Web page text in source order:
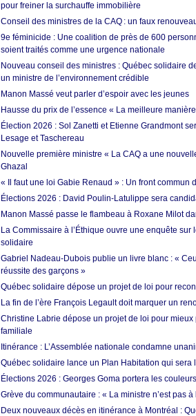
pour freiner la surchauffe immobilière
Conseil des ministres de la CAQ : un faux
9e féminicide : Une coalition de près de 600
soient traités comme une urgence nationale
Nouveau conseil des ministres : Québec solidaire
un ministre de l’environnement crédible
Manon Massé veut parler d’espoir avec les jeunes
Hausse du prix de l’essence « La meilleure
Élection 2026 : Sol Zanetti et Etienne Grandmont
Lesage et Taschereau
Nouvelle première ministre « La CAQ a une
Ghazal
« Il faut une loi Gabie Renaud » : Un front
Élections 2026 : David Poulin-Latulippe sera
Manon Massé passe le flambeau à Roxane Milot
La Commissaire à l’Éthique ouvre une enquête
solidaire
Gabriel Nadeau-Dubois publie un livre blanc : «
réussite des garçons »
Québec solidaire dépose un projet de loi pour
La fin de l’ère François Legault doit marquer un
Christine Labrie dépose un projet de loi pour
familiale
Itinérance : L’Assemblée nationale condamne
Québec solidaire lance un Plan Habitation qui
Élections 2026 : Georges Goma portera les
Grève du communautaire : « La ministre n’est pas
Deux nouveaux décès en itinérance à Montréal :